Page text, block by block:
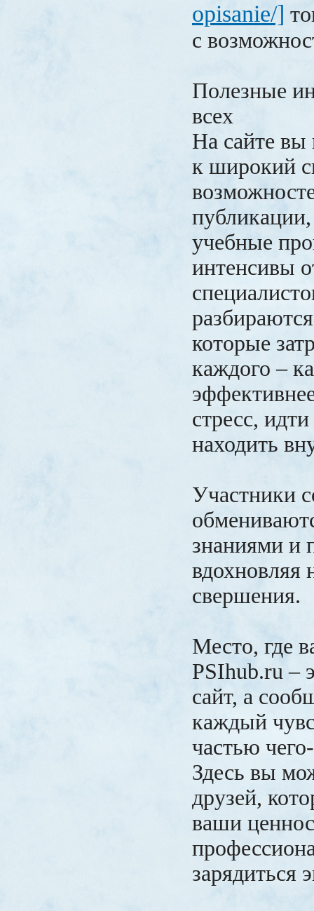
opisanie/]
с
Полезные
всех
На сайте вы
к широкий
учебные
интенсивы
которые
каждого –
стресс,
находить
Участники
знаниями и
вдохновляя
свершения.
Место, где
PSIhub.ru –
сайт, а
каждый
частью
Здесь вы
друзей,
ваши
зарядиться